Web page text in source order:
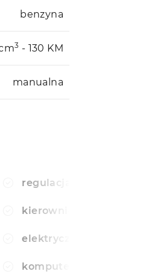
benzyna
3 - 130 KM
manualna
regulacja wysokosci fotela
kierownica
elektryczne szyby tylne
komputer pokladowy